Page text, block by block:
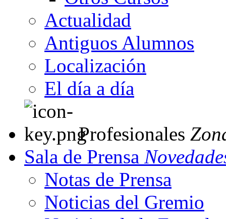
Actualidad
Antiguos Alumnos
Localización
El día a día
Profesionales
Sala de Prensa
Notas de Prensa
Noticias del Gremio